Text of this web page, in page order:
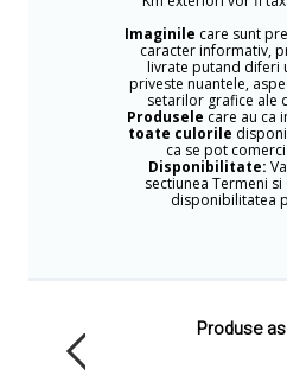
Imaginile care sunt
caracter informativ,
livrate putand diferi
priveste nuantele,
setarilor grafice ale
Produsele care au ca
toate culorile
ca se pot
Disponibilitate:
sectiunea Termeni
disponibilitatea
Produse